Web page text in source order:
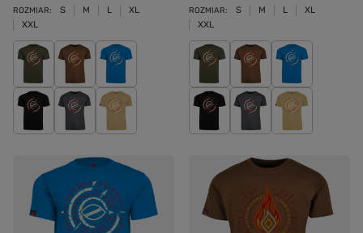
ROZMIAR: S M L
XL
XXL
ROZMIAR: S M L
XL
XXL